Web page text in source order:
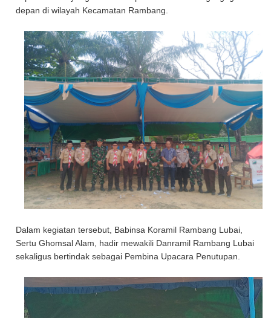
depan di wilayah Kecamatan Rambang.
Dalam kegiatan tersebut, Babinsa Koramil Rambang Lubai,
Sertu Ghomsal Alam, hadir mewakili Danramil Rambang Lubai
sekaligus bertindak sebagai Pembina Upacara Penutupan.